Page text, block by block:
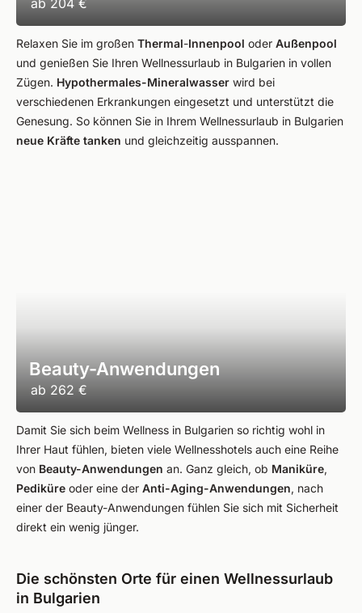
ab 204 €
Relaxen Sie im großen Thermal-Innenpool oder Außenpool
und genießen Sie Ihren Wellnessurlaub in Bulgarien in vollen
Zügen. Hypothermales-Mineralwasser wird bei
verschiedenen Erkrankungen eingesetzt und unterstützt die
Genesung. So können Sie in Ihrem Wellnessurlaub in Bulgarien
neue Kräfte tanken und gleichzeitig ausspannen.
Beauty-Anwendungen
ab 262 €
Damit Sie sich beim Wellness in Bulgarien so richtig wohl in
Ihrer Haut fühlen, bieten viele Wellnesshotels auch eine Reihe
von Beauty-Anwendungen an. Ganz gleich, ob Maniküre,
Pediküre oder eine der Anti-Aging-Anwendungen, nach
einer der Beauty-Anwendungen fühlen Sie sich mit Sicherheit
direkt ein wenig jünger.
Die schönsten Orte für einen Wellnessurlaub
in Bulgarien